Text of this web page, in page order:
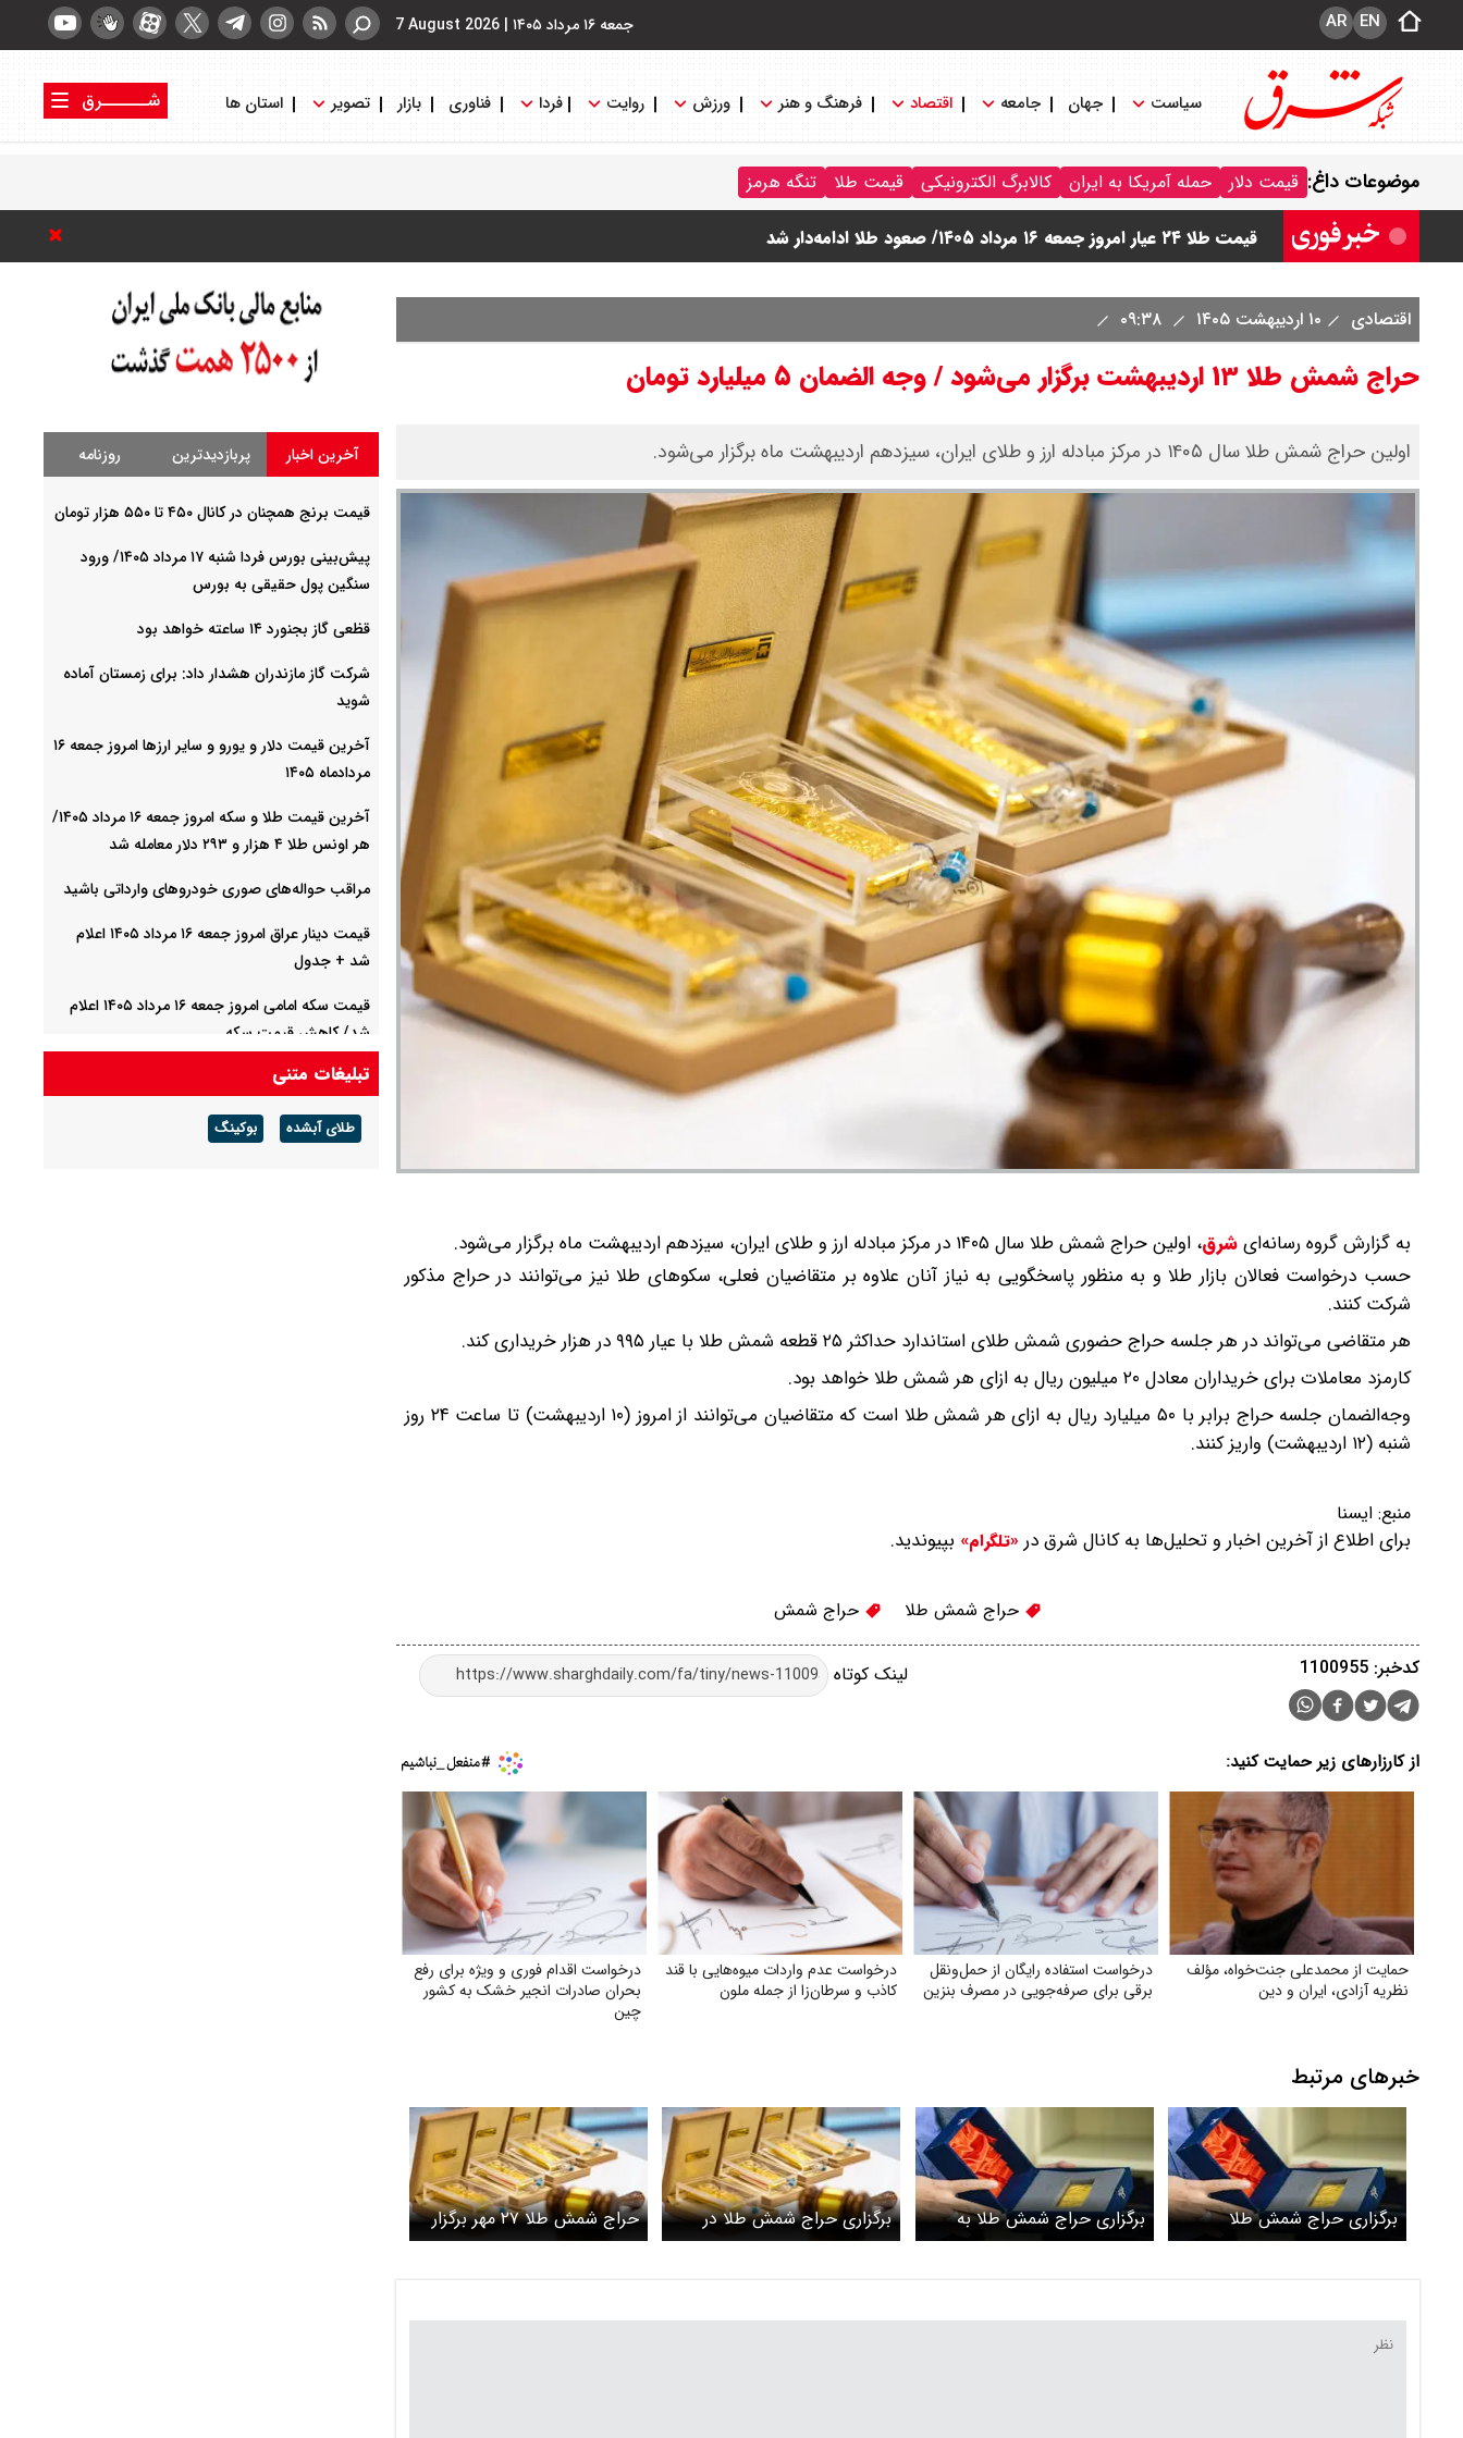
جمعه ۱۶ مرداد ۱۴۰۵ |
7 August 2026 EN
AR
سیاست جهان جامعه اقتصاد فرهنگ و هنر ورزش روایت فردا فناوری بازار تصویر استان ها
شــــــرق
موضوعات داغ: قیمت دلار حمله آمریکا به ایران کالابرگ الکترونیکی قیمت طلا
تنگه هرمز
قیمت دینار عراق امروز جمعه ۱۶ مرداد ۱۴۰۵ اعلام شد + جدول
قیمت طلا ۱۸ عیار امروز جمعه ۱۶ مرداد ۱۴۰۵ اعلام شد/ طلا بر مدار صعود
اقتصادی ۱۰ اردیبهشت ۱۴۰۵
حراج شمش طلا ۱۳ اردیبهشت برگزار می‌شود / وجه الضمان ۵ میلیارد تومان
اولین حراج شمش طلا سال ۱۴۰۵ در مرکز مبادله ارز و طلای ایران، سیزدهم اردیبهشت ماه برگزار می‌شود.
به گزارش گروه رسانه‌ایشرق، اولین حراج شمش طلا سال ۱۴۰۵ در مرکز مبادله ارز و طلای ایران، سیزدهم اردیبهشت ماه برگزار می‌شود.
حسب درخواست فعالان بازار طلا و به منظور پاسخگویی به نیاز آنان علاوه بر متقاضیان فعلی، سکوهای طلا نیز می‌توانند در حراج مذکور
شرکت کنند.
هر متقاضی می‌تواند در هر جلسه حراج حضوری شمش طلای استاندارد حداکثر ۲۵ قطعه شمش طلا با عیار ۹۹۵ در هزار خریداری کند.
کارمزد معاملات برای خریداران معادل ۲۰ میلیون ریال به ازای هر شمش طلا خواهد بود.
وجه‌الضمان جلسه حراج برابر با ۵۰ میلیارد ریال به ازای هر شمش طلا است که متقاضیان می‌توانند از امروز (۱۰ اردیبهشت) تا ساعت ۲۴ روز
شنبه (۱۲ اردیبهشت) واریز کنند.
منبع: ايسنا
برای اطلاع از آخرین اخبار و تحلیل‌ها به کانال شرق در «تلگرام» بپیوندید.
حراج شمش طلا حراج شمش
لینک کوتاه کدخبر: 1100955
از کارزارهای زیر حمایت کنید:
حمایت از محمدعلی جنت‌خواه، مؤلف
نظریه آزادی، ایران و دین
درخواست استفاده رایگان از حمل‌ونقل
برقی برای صرفه‌جویی در مصرف بنزین
درخواست عدم واردات میوه‌هایی با قند
کاذب و سرطان‌زا از جمله ملون
درخواست اقدام فوری و ویژه برای رفع
بحران صادرات انجیر خشک به کشور
چین
خبرهای مرتبط
برگزاری حراج شمش طلا
یکشنبه ۱۰ اسفند ۱۴۰۴
برگزاری حراج شمش طلا به
مناسبت شب یلدا یکشنبه ۳۰
برگزاری حراج شمش طلا در
مرکز مبادله ایران؛ یکشنبه ۱۸
حراج شمش طلا ۲۷ مهر برگزار
می‌شود / وجه الضمان چقدر
آخرین اخبار پربازدیدترین روزنامه
قیمت برنج همچنان در کانال ۴۵۰ تا ۵۵۰ هزار تومان
پیش‌بینی بورس فردا شنبه ۱۷ مرداد ۱۴۰۵/ ورود
سنگین پول حقیقی به بورس
قظعی گاز بجنورد ۱۴ ساعته خواهد بود
شرکت گاز مازندران هشدار داد: برای زمستان آماده
شوید
آخرین قیمت دلار و یورو و سایر ارزها امروز جمعه ۱۶
مردادماه ۱۴۰۵
آخرین قیمت طلا و سکه امروز جمعه ۱۶ مرداد ۱۴۰۵/
هر اونس طلا ۴ هزار و ٢٩٣ دلار معامله شد
مراقب حواله‌های صوری خودروهای وارداتی باشید
قیمت دینار عراق امروز جمعه ۱۶ مرداد ۱۴۰۵ اعلام
شد + جدول
قیمت سکه امامی امروز جمعه ۱۶ مرداد ۱۴۰۵ اعلام
شد/ کاهش قیمت سکه
طلا ادامه‌دار شد
تبلیغات متنی
طلای آبشده بوکینگ